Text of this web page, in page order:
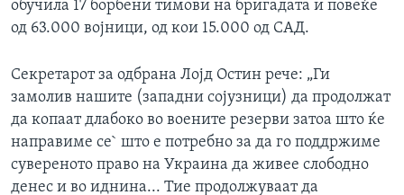
обучила 17 борбени тимови на бригадата и повеќе
од 63.000 војници, од кои 15.000 од САД.
Секретарот за одбрана Лојд Остин рече: „Ги
замолив нашите (западни сојузници) да продолжат
да копаат длабоко во воените резерви затоа што ќе
направиме се` што е потребно за да го поддржиме
сувереното право на Украина да живее слободно
денес и во иднина... Тие продолжуваат да